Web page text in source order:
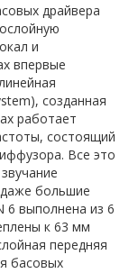
драйвера
и
впервые
созданная
работает
состоящий
Все это
даже большие
6 выполнена из 6
к 63 мм
передняя
басовых